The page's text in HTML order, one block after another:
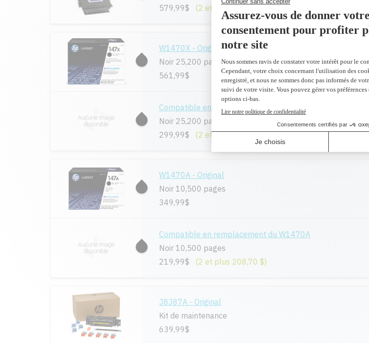
579,99$
(2 et plus 527,30 $)
W1470X - Original
Noir 25,200 pages
561,99$
Compatible en remplacement du W1470X
Noir 25,200 pages
299,99$
(2 et plus 284,50 $)
W1470A - Original
Noir 10,500 pages
349,99$
Compatible en remplacement du W1470A
Noir 10,500 pages
219,99$
(2 et plus 208,70 $)
J8J87A - Original
Kit de maintenance
639,99$